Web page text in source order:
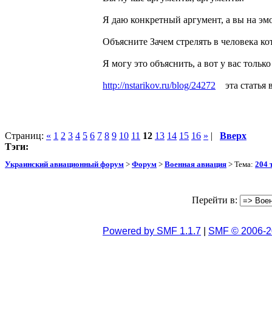
Я даю конкретный аргумент, а вы на
Объясните Зачем стрелять в человека
Я могу это объяснить, а вот у вас
http://nstarikov.ru/blog/24272 эта статья
Страниц: « 1 2 3 4 5 6 7 8 9 10 11 12 13 14 15 16 » | Вверх
Тэги:
Украинский авиационный форум > Форум > Военная авиация > Тема: 204
Перейти в:
Powered by SMF 1.1.7 SMF © 2006-